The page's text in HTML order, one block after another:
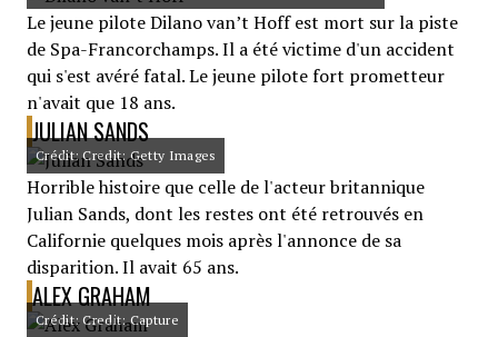
Le jeune pilote Dilano van’t Hoff est mort sur la piste
de Spa-Francorchamps. Il a été victime d'un accident
qui s'est avéré fatal. Le jeune pilote fort prometteur
n'avait que 18 ans.
JULIAN SANDS
Crédit: Credit: Getty Images
Horrible histoire que celle de l'acteur britannique
Julian Sands, dont les restes ont été retrouvés en
Californie quelques mois après l'annonce de sa
disparition. Il avait 65 ans.
ALEX GRAHAM
Crédit: Credit: Capture